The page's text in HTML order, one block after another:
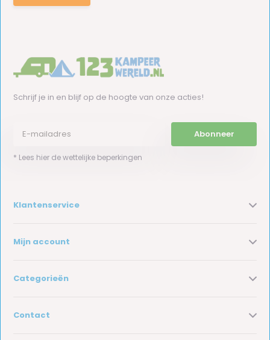
Schrijf je in en blijf op de hoogte van onze acties!
Abonneer
* Lees hier de wettelijke beperkingen
Klantenservice
Mijn account
Categorieën
Contact